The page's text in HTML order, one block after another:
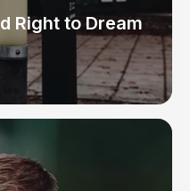
Right to Dream